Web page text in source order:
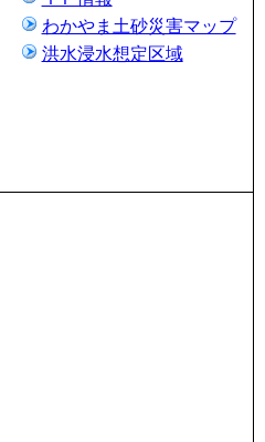
わかやま土砂災害マップ
洪水浸水想定区域